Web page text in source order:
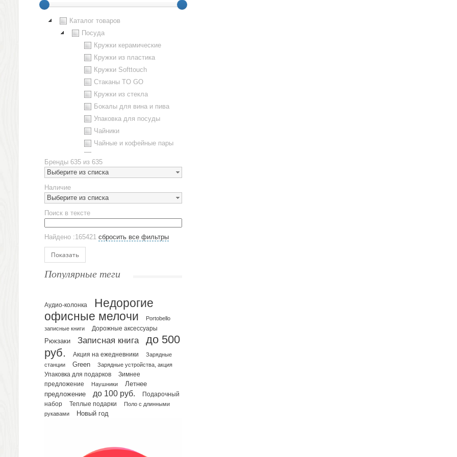
Каталог товаров
Посуда
Кружки керамические
Кружки из пластика
Кружки Softtouch
Стаканы TO GO
Кружки из стекла
Бокалы для вина и пива
Упаковка для посуды
Чайники
Чайные и кофейные пары
Наборы посуды
Предметы сервировки
Стаканы
Эко кружки
ЕВРОПОСУДА
Аксессуары
Ежедневники и блокноты
Датированные ежедневники
Планинги и телефонные книжки
Планинги датированные
Планинги недатированные
Телефонные книжки
Еженедельники
Органайзер на ежедневник
Сумки и Рюкзаки
Сумки для планшетов и ноутбуков
Рюкзаки
Конференц-сумки
Несессеры и косметички
Бренды 635 из 635
Выберите из списка
Наличие
Выберите из списка
Поиск в тексте
Найдено :165421 сбросить все фильтры
Показать
Популярные теги
Аудио-колонка
Недорогие
офисные мелочи
Portobello
записные книги
Дорожные аксессуары
Рюкзаки Записная книга
до 500
руб.
Акция на ежедневники
Зарядные
станции
Green Зарядные устройства, акция
Упаковка для подарков
Зимнее
предложение
Наушники
Летнее
предложение
до 100 руб.
Подарочный
набор
Теплые подарки
Поло с длинными
рукавами
Новый год